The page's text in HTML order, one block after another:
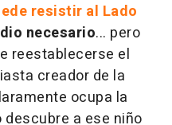
resistir al Lado
necesario... pero
reestablecerse el
creador de la
ocupa la
descubre a ese niño